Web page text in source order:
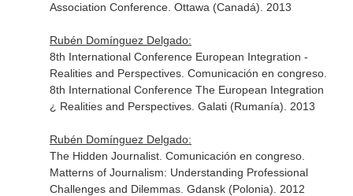
Association Conference. Ottawa (Canadá). 2013
Rubén Domínguez Delgado:
8th International Conference European Integration -
Realities and Perspectives. Comunicación en congreso.
8th International Conference The European Integration
¿ Realities and Perspectives. Galati (Rumanía). 2013
Rubén Domínguez Delgado:
The Hidden Journalist. Comunicación en congreso.
Matterns of Journalism: Understanding Professional
Challenges and Dilemmas. Gdansk (Polonia). 2012